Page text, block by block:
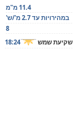
11.4 מ"מ
במהירויות עד 2.7 מ'/ש'
8
שקיעת שמש 18:24